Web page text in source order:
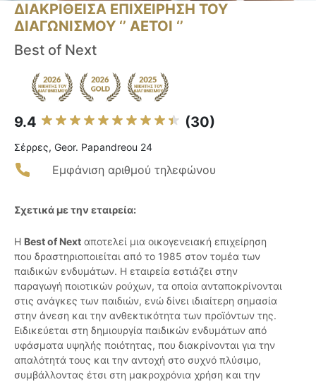
ΔΙΑΚΡΙΘΕΙΣΑ ΕΠΙΧΕΙΡΗΣΗ ΤΟΥ
ΔΙΑΓΩΝΙΣΜΟΥ ‘’ ΑΕΤΟΙ ‘’
Best of Next
9.4 (30)
Σέρρες, Geor. Papandreou 24
Εμφάνιση αριθμού τηλεφώνου
Σχετικά με την εταιρεία:
Η Best of Next αποτελεί μια οικογενειακή επιχείρηση
που δραστηριοποιείται από το 1985 στον τομέα των
παιδικών ενδυμάτων. Η εταιρεία εστιάζει στην
παραγωγή ποιοτικών ρούχων, τα οποία ανταποκρίνονται
στις ανάγκες των παιδιών, ενώ δίνει ιδιαίτερη σημασία
στην άνεση και την ανθεκτικότητα των προϊόντων της.
Ειδικεύεται στη δημιουργία παιδικών ενδυμάτων από
υφάσματα υψηλής ποιότητας, που διακρίνονται για την
απαλότητά τους και την αντοχή στο συχνό πλύσιμο,
συμβάλλοντας έτσι στη μακροχρόνια χρήση και την